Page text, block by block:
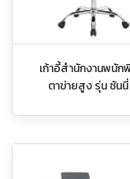
เก้าอี้สำนักงานพนัก
ตาข่ายสูง รุ่น ซันนี่